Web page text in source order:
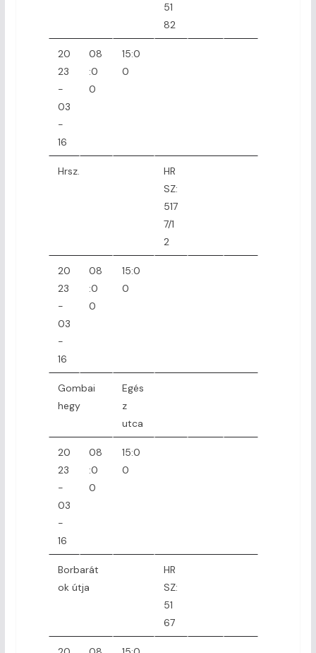
51
82
20
23
-
03
-
16
08
:0
0
15:0
0
Hrsz.
HR
SZ:
517
7/1
2
20
23
-
03
-
16
08
:0
0
15:0
0
Gombai
hegy
Egés
z
utca
20
23
-
03
-
16
08
:0
0
15:0
0
Borbarát
ok útja
HR
SZ:
51
67